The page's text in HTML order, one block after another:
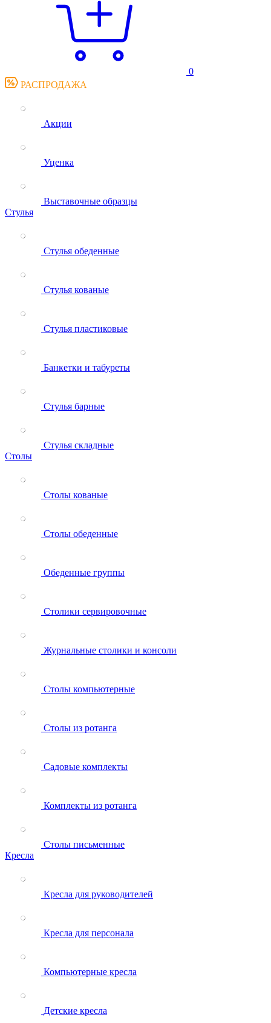
0
РАСПРОДАЖА
Акции
Уценка
Выставочные образцы
Стулья
Стулья обеденные
Стулья кованые
Стулья пластиковые
Банкетки и табуреты
Стулья барные
Стулья складные
Столы
Столы кованые
Столы обеденные
Обеденные группы
Столики сервировочные
Журнальные столики и консоли
Столы компьютерные
Столы из ротанга
Садовые комплекты
Комплекты из ротанга
Столы письменные
Кресла
Кресла для руководителей
Кресла для персонала
Компьютерные кресла
Детские кресла